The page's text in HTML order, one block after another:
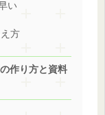
い
方
作り方と資料